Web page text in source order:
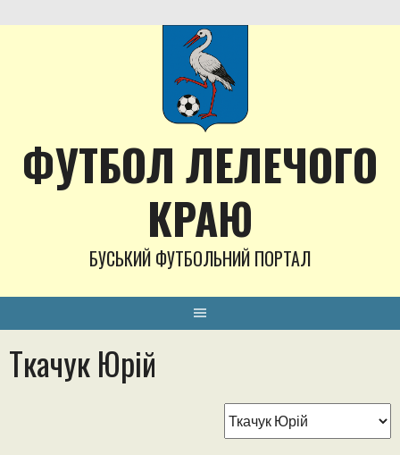
to
ФУТБОЛ ЛЕЛЕЧОГО
КРАЮ
БУСЬКИЙ ФУТБОЛЬНИЙ ПОРТАЛ
Ткачук Юрій